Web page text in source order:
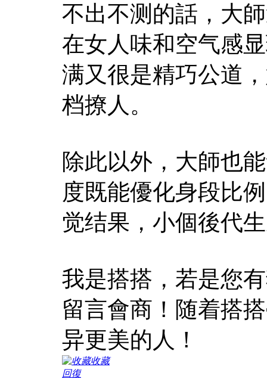
不出不测的話，大
在女人味和空气感
满又很是精巧公道
档撩人。
除此以外，大師也
度既能優化身段比
觉结果，小個後代
我是搭搭，若是您
留言會商！随着搭
异更美的人！
收藏
回復